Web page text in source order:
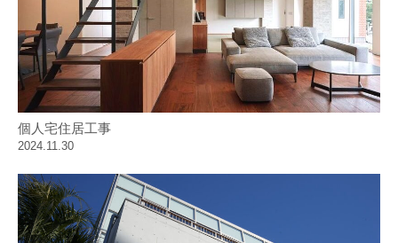
個人宅住居工事
2024.11.30